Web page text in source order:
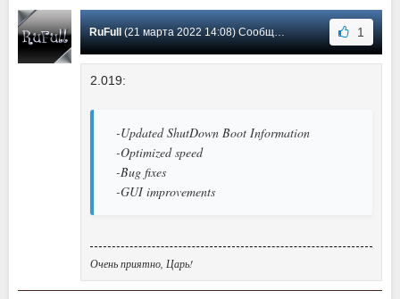
RuFull(21 марта 2022 14:08) Сообщение #156 1
2.019:
-Updated ShutDown Boot Information
-Optimized speed
-Bug fixes
-GUI improvements
Очень приятно, Царь!